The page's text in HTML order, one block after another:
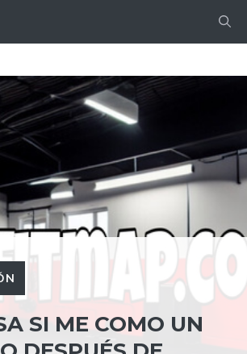
SI ME COMO UN